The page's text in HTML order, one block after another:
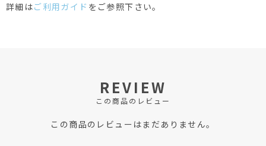
詳細はご利用ガイド をご参照下さい。
REVIEW
この商品のレビュー
この商品のレビューはまだありません。